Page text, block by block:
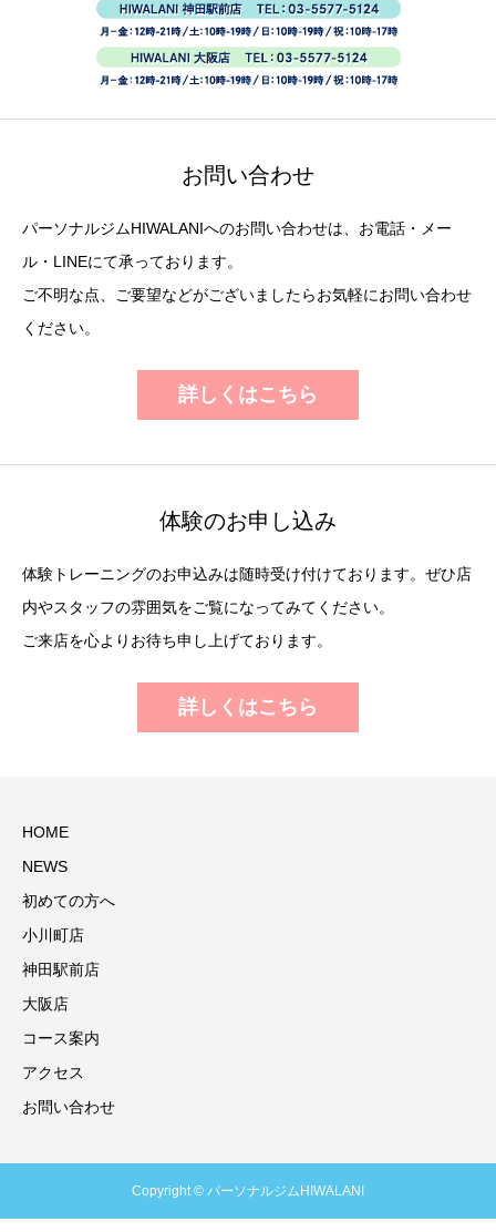
お問い合わせ
パーソナルジムHIWALANIへのお問い合わせは、お電話・メー
ル・LINEにて承っております。
ご不明な点、ご要望などがございましたらお気軽にお問い合わせ
ください。
詳しくはこちら
体験のお申し込み
体験トレーニングのお申込みは随時受け付けております。ぜひ店
内やスタッフの雰囲気をご覧になってみてください。
ご来店を心よりお待ち申し上げております。
詳しくはこちら
HOME
NEWS
初めての方へ
小川町店
神田駅前店
大阪店
コース案内
アクセス
お問い合わせ
Copyright © パーソナルジムHIWALANI